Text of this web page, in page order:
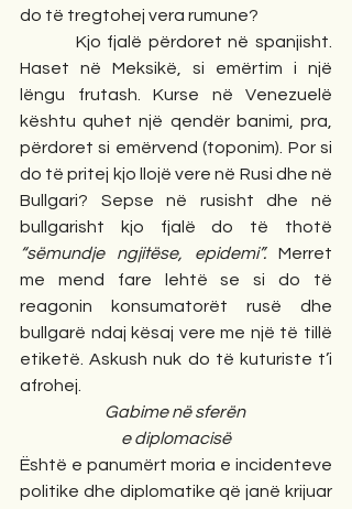
do të tregtohej vera rumune?
Haset në Meksikë, si emërtim i një
lëngu frutash. Kurse në Venezuelë
kështu quhet një qendër banimi, pra,
përdoret si emërvend (toponim). Por si
do të pritej kjo llojë vere në Rusi dhe në
Bullgari? Sepse në rusisht dhe në
“sëmundje ngjitëse, epidemi”. Merret
me mend fare lehtë se si do të
reagonin konsumatorët rusë dhe
bullgarë ndaj kësaj vere me një të tillë
etiketë. Askush nuk do të kuturiste t’i
afrohej.
Gabime në sferën
e diplomacisë
Është e panumërt moria e incidenteve
politike dhe diplomatike që janë krijuar